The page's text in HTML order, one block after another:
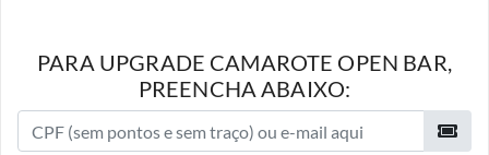
PARA UPGRADE CAMAROTE OPEN BAR,
PREENCHA ABAIXO: